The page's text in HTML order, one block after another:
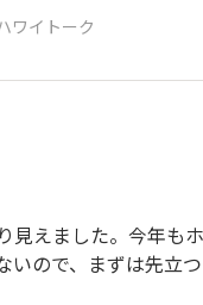
ワイトーク
えました。今年も
ので、まずは先立